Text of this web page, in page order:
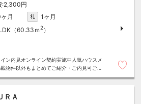
2,300円
月 礼
1ヶ月
（60.33ｍ 2）
ン内見オンライン契約実施中人気ハウスメ
物件以外もまとめてご紹介・ご内見可ご予
ＲＡ